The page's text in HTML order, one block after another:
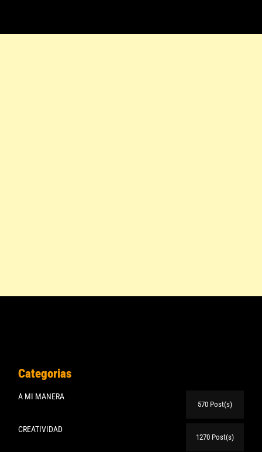
Categorias
A MI MANERA
570 Post(s)
CREATIVIDAD
1270 Post(s)